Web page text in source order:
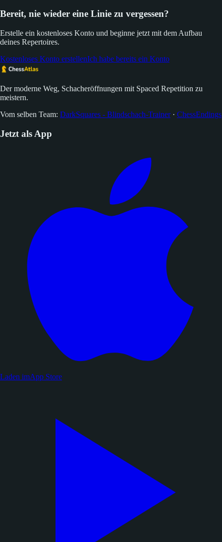
Bereit, nie wieder eine Linie zu vergessen?
Erstelle ein kostenloses Konto und beginne jetzt mit dem Aufbau
deines Repertoires.
Kostenloses Konto erstellenIch habe bereits ein Konto
Der moderne Weg, Schacheröffnungen mit Spaced Repetition zu
meistern.
Vom selben Team: DarkSquares - Blindschach-Trainer· ChessEndings
Jetzt als App
Laden imApp Store